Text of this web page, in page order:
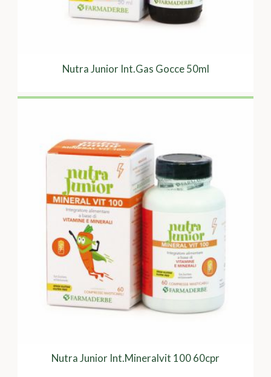
Nutra Junior Int.Gas Gocce 50ml
Nutra Junior Int.Mineralvit 100 60cpr